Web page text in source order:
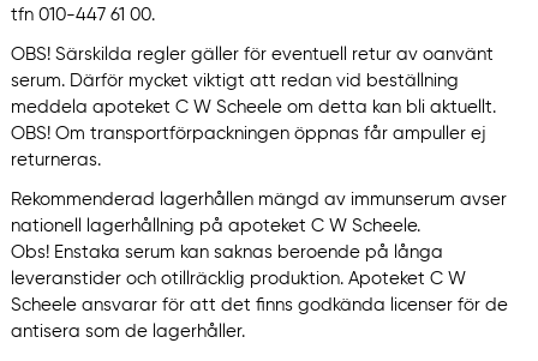
tfn 010-447 61 00.
OBS! Särskilda regler gäller för eventuell retur av oanvänt
serum. Därför mycket viktigt att redan vid beställning
meddela apoteket C W Scheele om detta kan bli aktuellt.
OBS! Om transportförpackningen öppnas får ampuller ej
returneras.
Rekommenderad lagerhållen mängd av immunserum avser
nationell lagerhållning på apoteket C W Scheele.
Obs! Enstaka serum kan saknas beroende på långa
leveranstider och otillräcklig produktion. Apoteket C W
Scheele ansvarar för att det finns godkända licenser för de
antisera som de lagerhåller.